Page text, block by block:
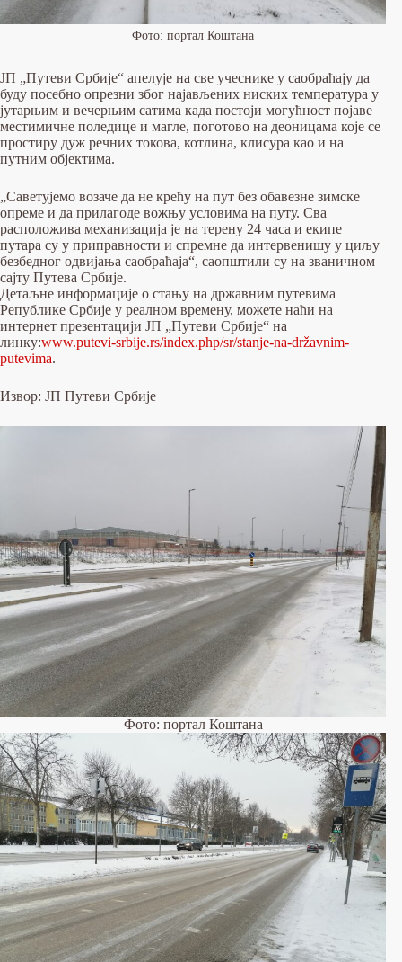
Фото: портал Коштана
ЈП „Путеви Србије“ апелује на све учеснике у саобраћају да
буду посебно опрезни због најављених ниских температура у
јутарњим и вечерњим сатима када постоји могућност појаве
местимичне поледице и магле, поготово на деоницама које се
простиру дуж речних токова, котлина, клисура као и на
путним објектима.
„Саветујемо возаче да не крећу на пут без обавезне зимске
опреме и да прилагоде вожњу условима на путу. Сва
расположива механизација је на терену 24 часа и екипе
путара су у приправности и спремне да интервенишу у циљу
безбедног одвијања саобраћаја“, саопштили су на званичном
сајту Путева Србије.
Детаљне информације о стању на државним путевима
Републике Србије у реалном времену, можете наћи на
интернет презентацији ЈП „Путеви Србије“ на
линку:www.putevi-srbije.rs/index.php/sr/stanje-na-državnim-
putevima.
Извор: ЈП Путеви Србије
Фото: портал Коштана